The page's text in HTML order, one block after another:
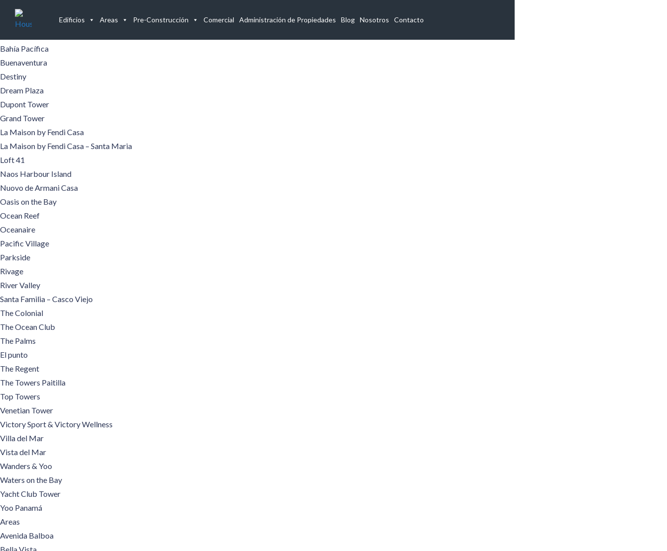
Edificios Areas Pre-Construcción Comercial Administración de Propiedades Blog Nosotros Contacto
Edificios
Aqualina
Bahía Pacífica
Buenaventura
Destiny
Dream Plaza
Dupont Tower
Grand Tower
La Maison by Fendi Casa
La Maison by Fendi Casa – Santa Maria
Loft 41
Naos Harbour Island
Nuovo de Armani Casa
Oasis on the Bay
Ocean Reef
Oceanaire
Pacific Village
Parkside
Rivage
River Valley
Santa Familia – Casco Viejo
The Colonial
The Ocean Club
The Palms
El punto
The Regent
The Towers Paitilla
Top Towers
Venetian Tower
Victory Sport & Victory Wellness
Villa del Mar
Vista del Mar
Wanders & Yoo
Waters on the Bay
Yacht Club Tower
Yoo Panamá
Areas
Avenida Balboa